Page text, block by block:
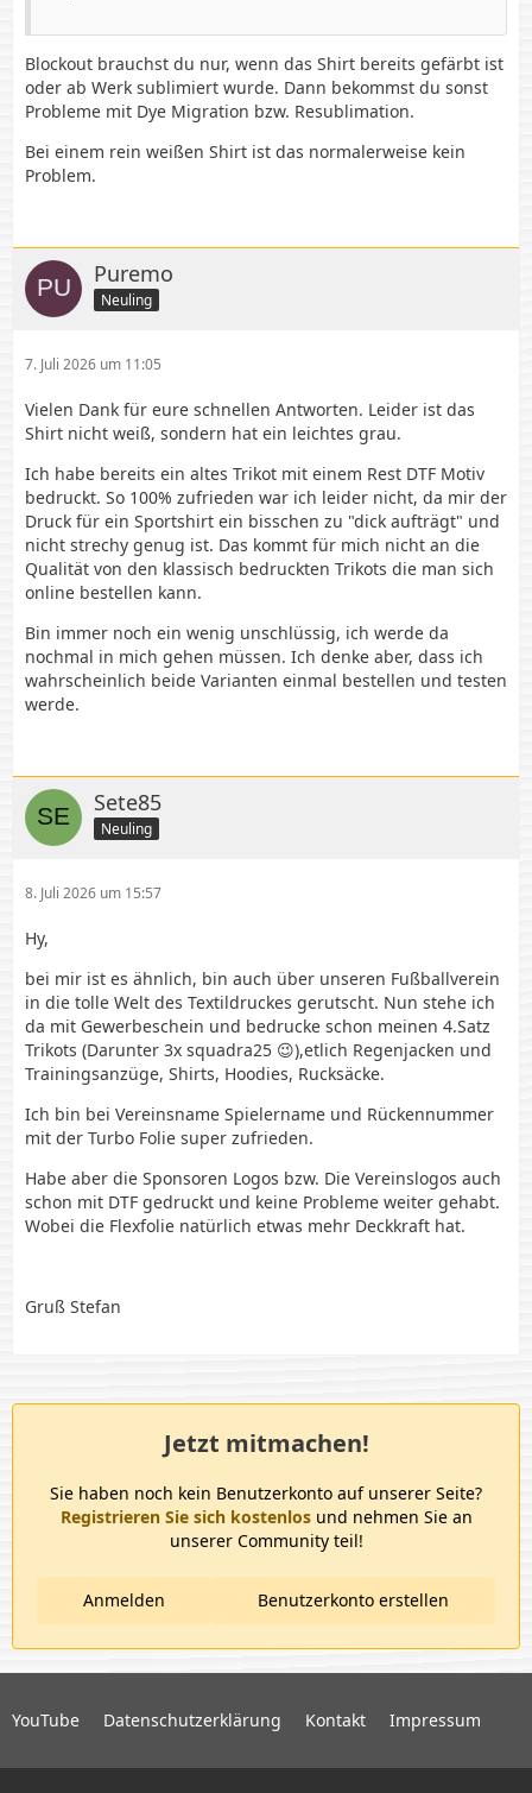
Blockout brauchst du nur, wenn das Shirt bereits gefärbt ist
oder ab Werk sublimiert wurde. Dann bekommst du sonst
Probleme mit Dye Migration bzw. Resublimation.
Bei einem rein weißen Shirt ist das normalerweise kein
Problem.
Puremo
Neuling
7. Juli 2026 um 11:05
Vielen Dank für eure schnellen Antworten. Leider ist das
Shirt nicht weiß, sondern hat ein leichtes grau.
Ich habe bereits ein altes Trikot mit einem Rest DTF Motiv
bedruckt. So 100% zufrieden war ich leider nicht, da mir der
Druck für ein Sportshirt ein bisschen zu "dick aufträgt" und
nicht strechy genug ist. Das kommt für mich nicht an die
Qualität von den klassisch bedruckten Trikots die man sich
online bestellen kann.
Bin immer noch ein wenig unschlüssig, ich werde da
nochmal in mich gehen müssen. Ich denke aber, dass ich
wahrscheinlich beide Varianten einmal bestellen und testen
werde.
Sete85
Neuling
8. Juli 2026 um 15:57
Hy,
bei mir ist es ähnlich, bin auch über unseren Fußballverein
in die tolle Welt des Textildruckes gerutscht. Nun stehe ich
da mit Gewerbeschein und bedrucke schon meinen 4.Satz
Trikots (Darunter 3x squadra25 😉),etlich Regenjacken und
Trainingsanzüge, Shirts, Hoodies, Rucksäcke.
Ich bin bei Vereinsname Spielername und Rückennummer
mit der Turbo Folie super zufrieden.
Habe aber die Sponsoren Logos bzw. Die Vereinslogos auch
schon mit DTF gedruckt und keine Probleme weiter gehabt.
Wobei die Flexfolie natürlich etwas mehr Deckkraft hat.
Gruß Stefan
Jetzt mitmachen!
Sie haben noch kein Benutzerkonto auf unserer Seite?
Registrieren Sie sich kostenlosund nehmen Sie an
unserer Community teil!
Benutzerkonto erstellen
Anmelden
YouTube Datenschutzerklärung Kontakt Impressum